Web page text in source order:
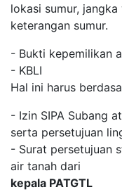
lokasi sumur,
keterangan sumur.
- Bukti kepemilikan
- KBLI
Hal ini harus
- Izin SIPA Subang
serta persetujuan
- Surat persetujuan
air tanah dari
kepala PATGTL